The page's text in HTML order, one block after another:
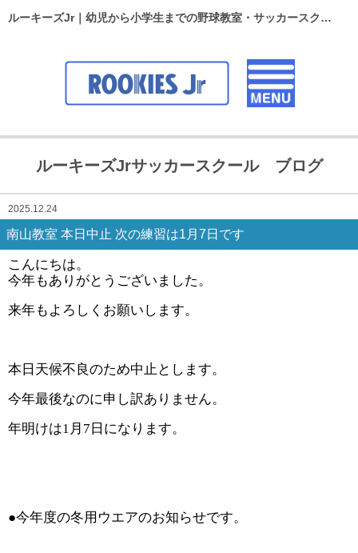
ルーキーズJr｜幼児から小学生までの野球教室・サッカースクール
ルーキーズJrサッカースクール ブログ
2025.12.24
南山教室 本日中止 次の練習は1月7日です
こんにちは。
今年もありがとうございました。
来年もよろしくお願いします。
本日天候不良のため中止とします。
今年最後なのに申し訳ありません。
年明けは1月7日 になります。
●今年度の冬用ウエアのお知らせです。